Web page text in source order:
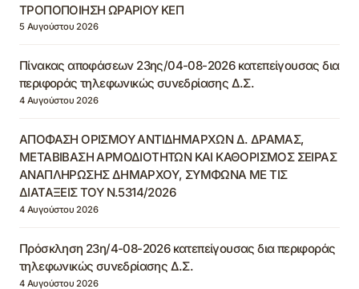
ΤΡΟΠΟΠΟΙΗΣΗ ΩΡΑΡΙΟΥ ΚΕΠ
5 Αυγούστου 2026
Πίνακας αποφάσεων 23ης/04-08-2026 κατεπείγουσας δια
περιφοράς τηλεφωνικώς συνεδρίασης Δ.Σ.
4 Αυγούστου 2026
ΑΠΟΦΑΣΗ ΟΡΙΣΜΟΥ ΑΝΤΙΔΗΜΑΡΧΩΝ Δ. ΔΡΑΜΑΣ,
ΜΕΤΑΒΙΒΑΣΗ ΑΡΜΟΔΙΟΤΗΤΩΝ ΚΑΙ ΚΑΘΟΡΙΣΜΟΣ ΣΕΙΡΑΣ
ΑΝΑΠΛΗΡΩΣΗΣ ΔΗΜΑΡΧΟΥ, ΣΥΜΦΩΝΑ ΜΕ ΤΙΣ
ΔΙΑΤΑΞΕΙΣ ΤΟΥ Ν.5314/2026
4 Αυγούστου 2026
Πρόσκληση 23η/4-08-2026 κατεπείγουσας δια περιφοράς
τηλεφωνικώς συνεδρίασης Δ.Σ.
4 Αυγούστου 2026